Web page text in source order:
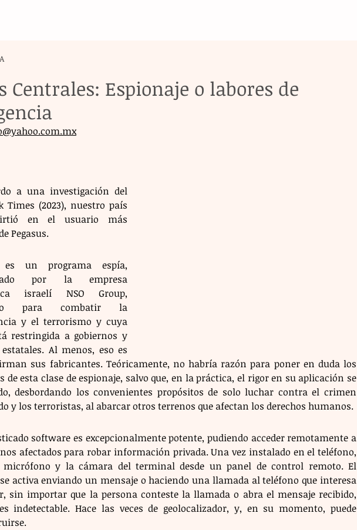
Centrales: Espionaje o labores de
a una investigación del
Times (2023), nuestro país
en el usuario más
Pegasus.
es un programa espía,
por la empresa
israelí NSO Group,
para combatir la
y el terrorismo y cuya
restringida a gobiernos y
estatales. Al menos, eso es
sus fabricantes. Teóricamente, no habría razón para poner en duda los
de esta clase de espionaje, salvo que, en la práctica, el rigor en su aplicación se
desbordando los convenientes propósitos de solo luchar contra el crimen
y los terroristas, al abarcar otros terrenos que afectan los derechos humanos.
software es excepcionalmente potente, pudiendo acceder remotamente a
afectados para robar información privada. Una vez instalado en el teléfono,
micrófono y la cámara del terminal desde un panel de control remoto. El
activa enviando un mensaje o haciendo una llamada al teléfono que interesa
sin importar que la persona conteste la llamada o abra el mensaje recibido,
indetectable. Hace las veces de geolocalizador, y, en su momento, puede